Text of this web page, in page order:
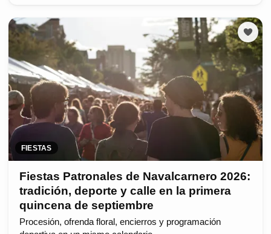
FIESTAS
Fiestas Patronales de Navalcarnero 2026:
tradición, deporte y calle en la primera
quincena de septiembre
Procesión, ofrenda floral, encierros y programación